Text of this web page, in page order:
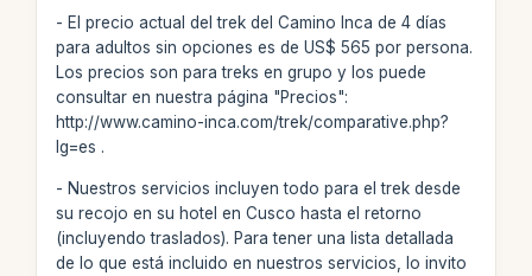
- El precio actual del trek del Camino Inca de 4 días
para adultos sin opciones es de US$ 565 por persona.
Los precios son para treks en grupo y los puede
consultar en nuestra página "Precios":
http://www.camino-inca.com/trek/comparative.php?
lg=es .
- Nuestros servicios incluyen todo para el trek desde
su recojo en su hotel en Cusco hasta el retorno
(incluyendo traslados). Para tener una lista detallada
de lo que está incluido en nuestros servicios, lo invito